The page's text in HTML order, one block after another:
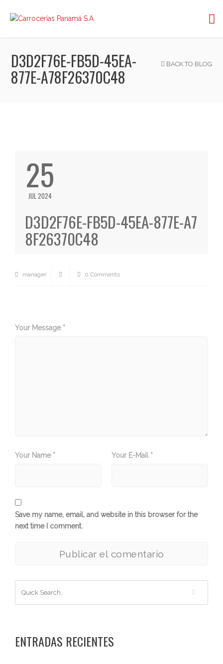
D3D2F76E-FB5D-45EA-
877E-A78F26370C48
BACK TO BLOG
25
JUL 2024
D3D2F76E-FB5D-45EA-877E-A7
8F26370C48
manager 0 Comments
Your Message *
Your Name * Your E-Mail *
Save my name, email, and website in this browser for the
next time I comment.
ENTRADAS RECIENTES